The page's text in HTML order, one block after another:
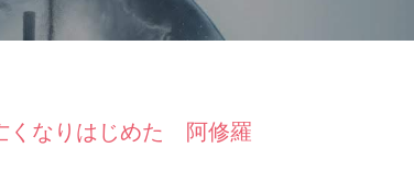
くなりはじめた 阿修羅